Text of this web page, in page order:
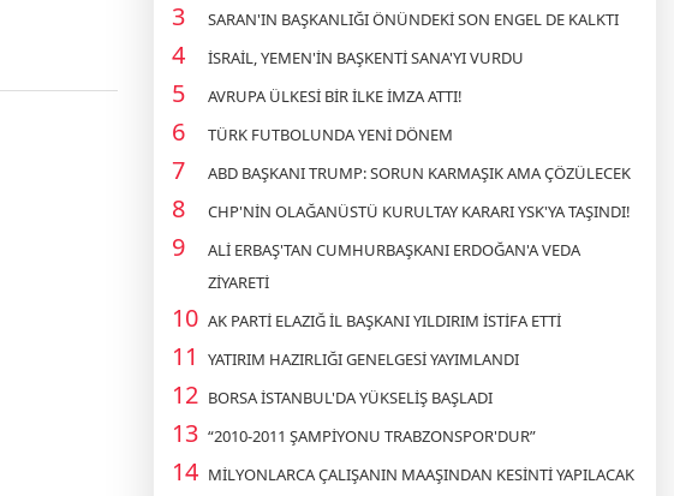
SARAN'IN BAŞKANLIĞI ÖNÜNDEKİ SON ENGEL DE KALKTI
İSRAİL, YEMEN'İN BAŞKENTİ SANA'YI VURDU
AVRUPA ÜLKESİ BİR İLKE İMZA ATTI!
TÜRK FUTBOLUNDA YENİ DÖNEM
ABD BAŞKANI TRUMP: SORUN KARMAŞIK AMA ÇÖZÜLECEK
CHP'NİN OLAĞANÜSTÜ KURULTAY KARARI YSK'YA TAŞINDI!
ALİ ERBAŞ'TAN CUMHURBAŞKANI ERDOĞAN'A VEDA
ZİYARETİ
AK PARTİ ELAZIĞ İL BAŞKANI YILDIRIM İSTİFA ETTİ
YATIRIM HAZIRLIĞI GENELGESİ YAYIMLANDI
BORSA İSTANBUL'DA YÜKSELİŞ BAŞLADI
“2010-2011 ŞAMPİYONU TRABZONSPOR'DUR”
MİLYONLARCA ÇALIŞANIN MAAŞINDAN KESİNTİ YAPILACAK